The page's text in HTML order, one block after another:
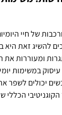
של חיי
להשיג זאת היא
ומעוררות את
עיסוק במשימות
יכולים לשפר
הכללי